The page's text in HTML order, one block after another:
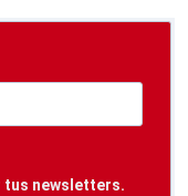
tus newsletters.